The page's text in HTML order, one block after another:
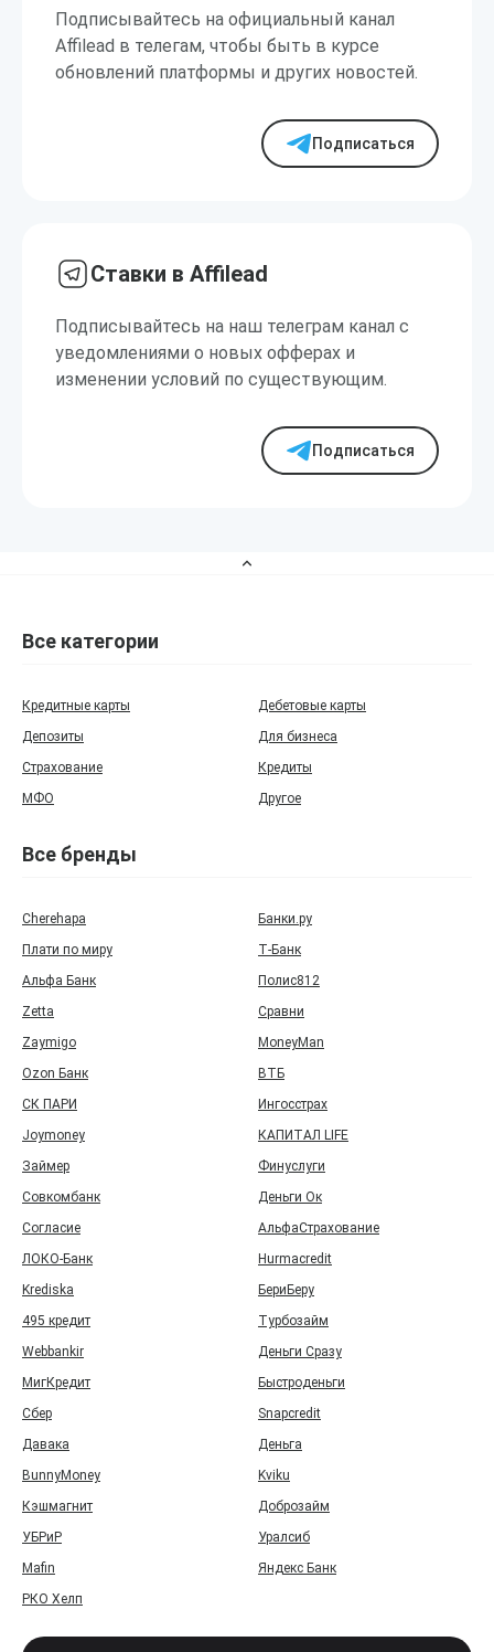
Подписывайтесь на официальный канал
Affilead в телегам, чтобы быть в курсе
обновлений платформы и других новостей.
Подписаться
Ставки в Affilead
Подписывайтесь на наш телеграм канал с
уведомлениями о новых офферах и
изменении условий по существующим.
Подписаться
Все категории
Кредитные карты
Дебетовые карты
Депозиты
Для бизнеса
Страхование
Кредиты
МФО
Другое
Все бренды
Cherehapa
Банки.ру
Плати по миру
Т‑Банк
Альфа Банк
Полис812
Zetta
Сравни
Zaymigo
MoneyMan
Ozon Банк
ВТБ
СК ПАРИ
Ингосстрах
Joymoney
КАПИТАЛ LIFE
Займер
Финуслуги
Совкомбанк
Деньги Ок
Согласие
АльфаСтрахование
ЛОКО-Банк
Hurmacredit
Krediska
БериБеру
495 кредит
Турбозайм
Webbankir
Деньги Сразу
МигКредит
Быстроденьги
Сбер
Snapcredit
Давака
Деньга
BunnyMoney
Kviku
Кэшмагнит
Доброзайм
УБРиР
Уралсиб
Mafin
Яндекс Банк
РКО Хелп